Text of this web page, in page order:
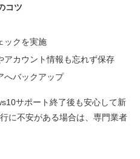
コツ
ックを実施
アカウント情報も忘れず保存
へバックアップ
サポート終了後も安心して新
に不安がある場合は、専門業者